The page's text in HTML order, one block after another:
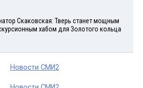
Скаковская: Тверь станет мощным
хабом для Золотого кольца
Новости СМИ2